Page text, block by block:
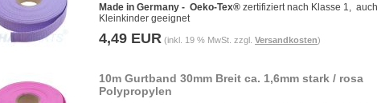
Made in Germany - Oeko-Tex® zertifiziert nach Klasse 1,
Kleinkinder geeignet
4,49 EUR (inkl. 19 % MwSt. zzgl. Versandkosten)
10m Gurtband 30mm Breit ca. 1,6mm stark / rosa
Polypropylen